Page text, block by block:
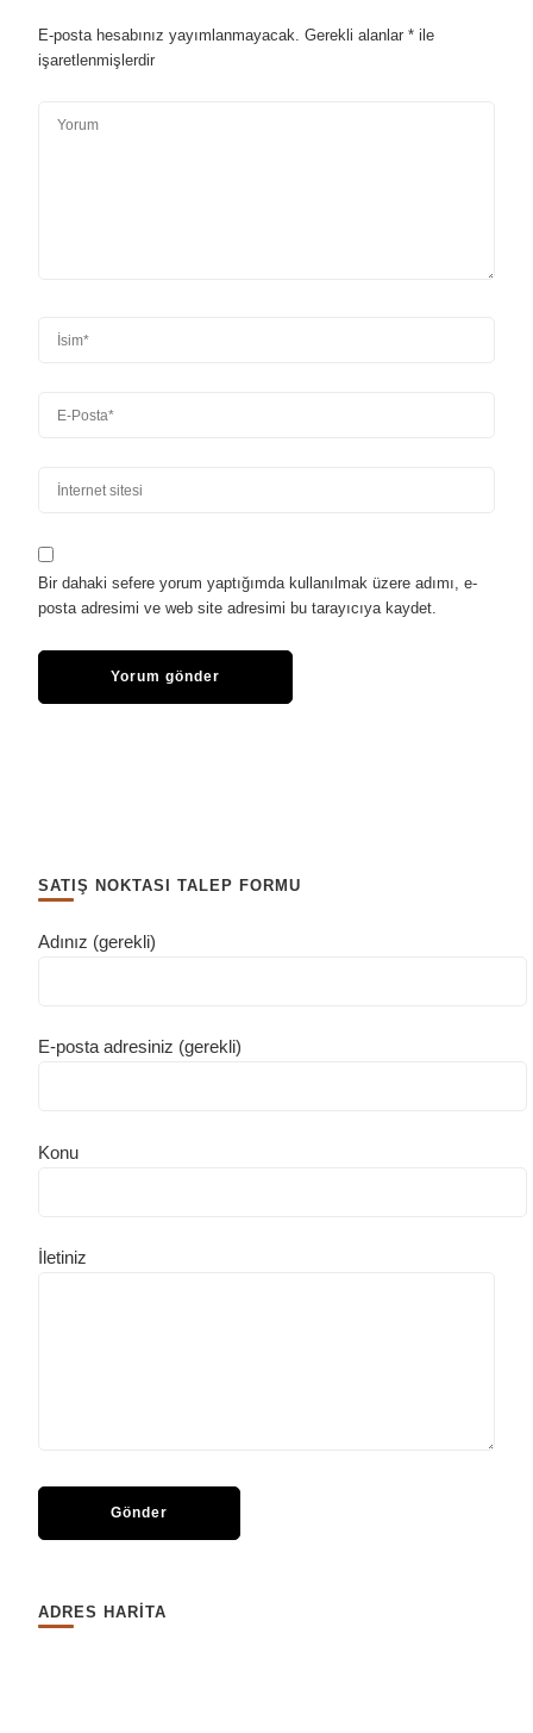
E-posta hesabınız yayımlanmayacak. Gerekli alanlar * ile
işaretlenmişlerdir
Bir dahaki sefere yorum yaptığımda kullanılmak üzere adımı, e-
posta adresimi ve web site adresimi bu tarayıcıya kaydet.
SATIŞ NOKTASI TALEP FORMU
Adınız (gerekli)
E-posta adresiniz (gerekli)
Konu
İletiniz
ADRES HARİTA